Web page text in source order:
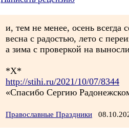
и, тем не менее, осень всегда
весна с радостью, лето с
а зима с проверкой на
*Х*
http://stihi.ru/2021/10/07/8344
«Спасибо Сергию
Православные Праздники